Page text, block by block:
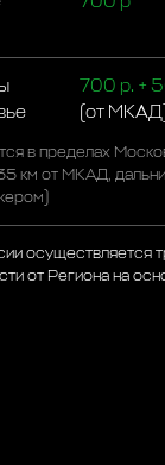
700 р. +
(от МКАД)
в пределах
км от МКАД,
осуществляется
от Региона на